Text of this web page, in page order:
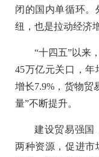
闭的国内单循环。
纽，也是拉动经济
“十四五”以来
45万亿元关口，年
增长7.9%，货物贸
量”不断提升。
建设贸易强国
两种资源，促进市